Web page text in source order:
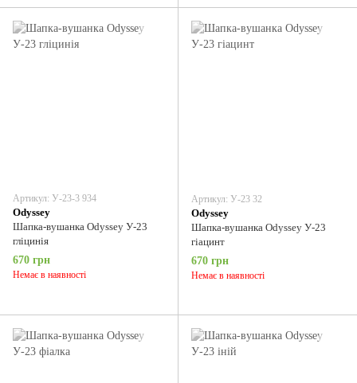
Артикул: У-23-3 934
Odyssey
Шапка-вушанка Odyssey У-23
гліцинія
670 грн
Немає в наявності
Артикул: У-23 32
Odyssey
Шапка-вушанка Odyssey У-23
гіацинт
670 грн
Немає в наявності